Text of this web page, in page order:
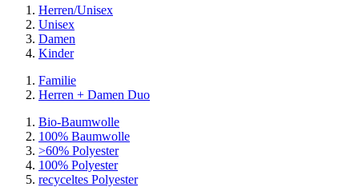
Herren/Unisex
Unisex
Damen
Kinder
Familie
Herren + Damen Duo
Bio-Baumwolle
100% Baumwolle
>60% Polyester
100% Polyester
recyceltes Polyester